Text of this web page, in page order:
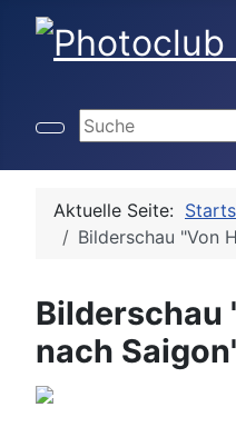
Suchen ...
Aktuelle Seite:
Bilderschau "Von
Bilderschau
nach